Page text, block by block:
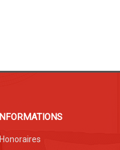
INFORMATIONS
Honoraires